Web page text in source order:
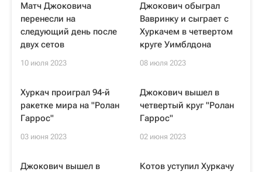
Матч Джоковича
перенесли на
следующий день после
двух сетов
10 июля 2023
Джокович обыграл
Вавринку и сыграет с
Хуркачем в четвертом
круге Уимблдона
08 июля 2023
Хуркач проиграл 94-й
ракетке мира на "Ролан
Гаррос"
03 июня 2023
Джокович вышел в
четвертый круг "Ролан
Гаррос"
02 июня 2023
Джокович вышел в
Котов уступил Хуркачу